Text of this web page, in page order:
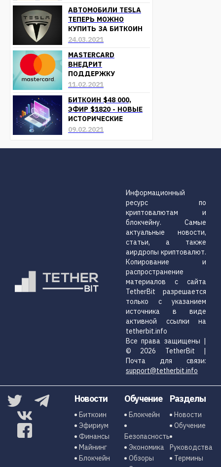
АВТОМОБИЛИ TESLA
ТЕПЕРЬ МОЖНО
КУПИТЬ ЗА БИТКОИН
24.03.2021
MASTERCARD
ВНЕДРИТ
ПОДДЕРЖКУ
КРИПТОВАЛЮТ УЖЕ В
11.02.2021
БИТКОИН $48 000,
ЭФИР $1820 - НОВЫЕ
ИСТОРИЧЕСКИЕ
МАКСИМУМЫ
09.02.2021
Информационный
ресурс по
криптовалютам и
блокчейну. Самые
актуальные новости,
статьи, а также
аирдропы криптовалют.
Копирование и
распространение
материалов с сайта
TetherBit разрешается
только с указанием
источника в виде
активной ссылки на
tetherbit.info
Все права защищены |
© 2026 TetherBit |
Почта для связи:
support@tetherbit.info
Новости
Биткоин
Эфириум
Финансы
Майнинг
Блокчейн
Обучение
Блокчейн
Безопасность
Экономика
Обзоры
Разделы
Новости
Обучение
Руководства
Термины